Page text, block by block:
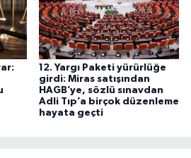
12. Yargı Paketi yürürlüğe
girdi: Miras satışından
HAGB’ye, sözlü sınavdan
Adli Tıp’a birçok düzenleme
hayata geçti